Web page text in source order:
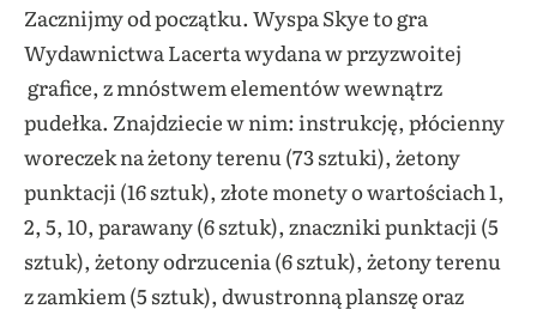
Zacznijmy od początku. Wyspa Skye to gra
Wydawnictwa Lacerta wydana w przyzwoitej
grafice, z mnóstwem elementów wewnątrz
pudełka. Znajdziecie w nim: instrukcję, płócienny
woreczek na żetony terenu (73 sztuki), żetony
punktacji (16 sztuk), złote monety o wartościach 1,
2, 5, 10, parawany (6 sztuk), znaczniki punktacji (5
sztuk), żetony odrzucenia (6 sztuk), żetony terenu
z zamkiem (5 sztuk), dwustronną planszę oraz